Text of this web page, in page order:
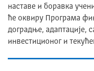
наставе и боравка
ће оквиру Програма
доградње, адаптације,
инвестиционог и